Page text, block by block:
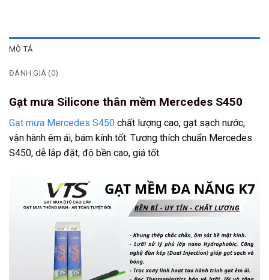
MÔ TẢ
ĐÁNH GIÁ (0)
Gạt mưa Silicone thân mềm Mercedes S450
Gạt mưa Mercedes S450 chất lượng cao, gạt sạch nước,
vận hành êm ái, bám kính tốt. Tương thích chuẩn Mercedes
S450, dễ lắp đặt, độ bền cao, giá tốt.